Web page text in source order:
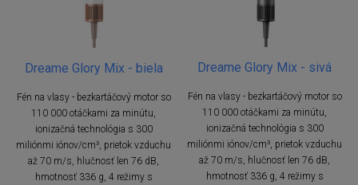
Dreame Glory Mix - biela
Fén na vlasy - bezkartáčový motor so
110 000 otáčkami za minútu,
ionizačná technológia s 300
miliónmi iónov/cm³, prietok vzduchu
až 70 m/s, hlučnosť len 76 dB,
hmotnosť 336 g, 4 režimy s
Dreame Glory Mix - sivá
Fén na vlasy - bezkartáčový motor so
110 000 otáčkami za minútu,
ionizačná technológia s 300
miliónmi iónov/cm³, prietok vzduchu
až 70 m/s, hlučnosť len 76 dB,
hmotnosť 336 g, 4 režimy s